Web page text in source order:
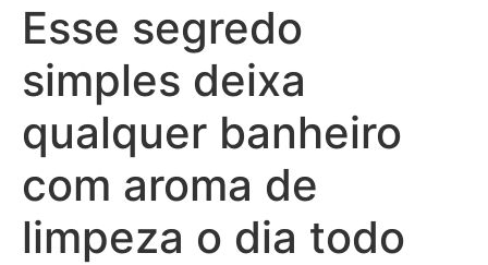
Esse segredo
simples deixa
qualquer banheiro
com aroma de
limpeza o dia todo